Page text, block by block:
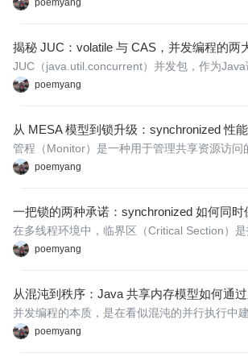
poemyang
瘫痪。Jav
揭秘 JUC：volatile 与 CAS，并发编程的两
poemyang
JUC（java.util.concurrent）并发包，作为
器，由并发编程领域的泰斗道格·利（Doug
从 MESA 模型到锁升级：synchronized 性
poemyang
管程（Monitor）是一种用于管理共享资源访问
同一时刻只有一个线程访问共享资源，解决并
试图进
一把锁的两种承诺：synchronized 如何同时
见性？
poemyang
在多线程环境中，‌临界区（Critical Section）是
程执行的代码段，这些代码通常涉及对共享资
从混沌到秩序：Java 共享内存模型如何通
发？
poemyang
并发编程的本质，是在看似混沌的并行执行中
的确定性。为达此目的，并发原语应运而生，